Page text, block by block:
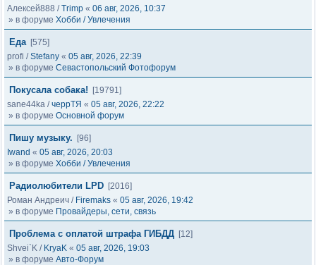
Алексей888 /Trimp « 06 авг, 2026, 10:37
» в форуме Хобби / Увлечения
Еда [575]
profi /Stefany « 05 авг, 2026, 22:39
» в форуме Севастопольский Фотофорум
Покусала собака!
[19791]
sane44ka /черрТЯ « 05 авг, 2026, 22:22
» в форуме Основной форум
Пишу музыку.
[96]
Iwand « 05 авг, 2026, 20:03
» в форуме Хобби / Увлечения
Радиолюбители LPD [2016]
Роман Андреич / Firemaks « 05 авг, 2026, 19:42
» в форуме Провайдеры, сети, связь
Проблема с оплатой штрафа ГИБДД [12]
Shvei`K / KryaK « 05 авг, 2026, 19:03
» в форуме Авто-Форум